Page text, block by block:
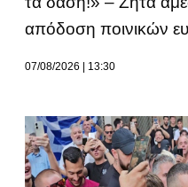
απόδοση ποινικών
07/08/2026 13:30